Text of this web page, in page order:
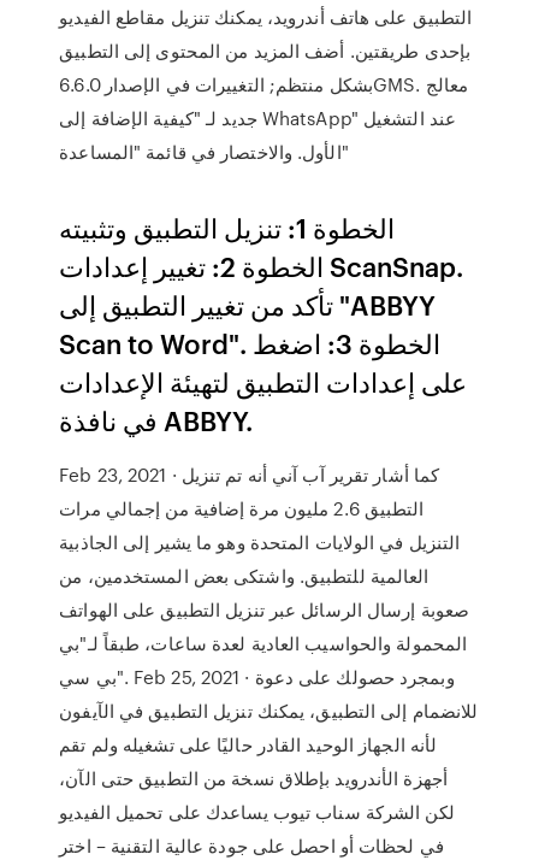
التطبيق على هاتف أندرويد، يمكنك تنزيل مقاطع الفيديو
بإحدى طريقتين. أضف المزيد من المحتوى إلى التطبيق
بشكل منتظم; التغييرات في الإصدار 6.6.0GMS. معالج
جديد لـ "كيفية الإضافة إلى WhatsApp" عند التشغيل
الأول. والاختصار في قائمة "المساعدة"
الخطوة 1: تنزيل التطبيق وتثبيته
الخطوة 2: تغيير إعدادات ScanSnap.
تأكد من تغيير التطبيق إلى "ABBYY
Scan to Word". الخطوة 3: اضغط
على إعدادات التطبيق لتهيئة الإعدادات
في نافذة ABBYY.
Feb 23, 2021 · كما أشار تقرير آب آني أنه تم تنزيل
التطبيق 2.6 مليون مرة إضافية من إجمالي مرات
التنزيل في الولايات المتحدة وهو ما يشير إلى الجاذبية
العالمية للتطبيق. واشتكى بعض المستخدمين، من
صعوبة إرسال الرسائل عبر تنزيل التطبيق على الهواتف
المحمولة والحواسيب العادية لعدة ساعات، طبقاً لـ"بي
بي سي". Feb 25, 2021 · وبمجرد حصولك على دعوة
للانضمام إلى التطبيق، يمكنك تنزيل التطبيق في الآيفون
لأنه الجهاز الوحيد القادر حاليًا على تشغيله ولم تقم
أجهزة الأندرويد بإطلاق نسخة من التطبيق حتى الآن،
لكن الشركة سناب تيوب يساعدك على تحميل الفيديو
في لحظات أو احصل على جودة عالية التقنية – اختر